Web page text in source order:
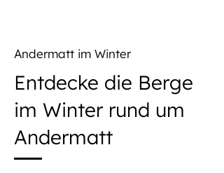
Andermatt im Winter
Entdecke die Berge
im Winter rund um
Andermatt